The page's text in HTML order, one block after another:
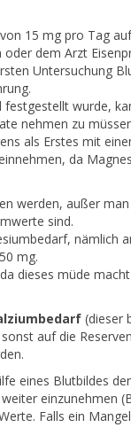
15 mg pro Tag
dem Arzt
Untersuchung
wurde,
nehmen zu
als Erstes mit
da
werden, außer
sind.
nämlich
mg.
dieses müde
(dieser
auf die
eines Blutbildes
einzunehmen
Falls ein